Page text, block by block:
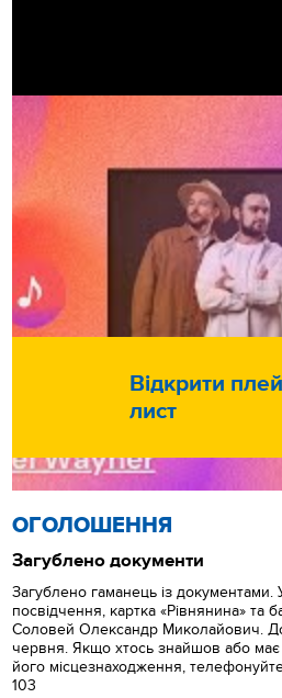
Відкрити
лист
ОГОЛОШЕННЯ
Загублено документи
Загублено гаманець із документами.
посвідчення, картка «Рівнянина» та
Соловей Олександр Миколайович.
червня. Якщо хтось знайшов або
його місцезнаходження,
103